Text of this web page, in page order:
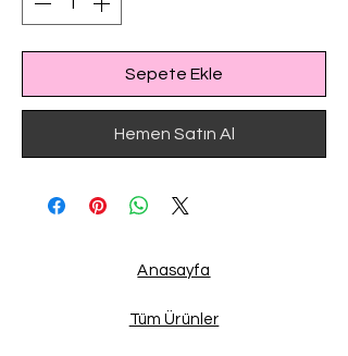
Sepete Ekle
Hemen Satın Al
Anasayfa
Tüm Ürünler